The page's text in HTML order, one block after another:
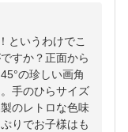
というわけでこ
すか？正面から
の珍しい画角
手のひらサイズ
のレトロな色味
りでお子様はも